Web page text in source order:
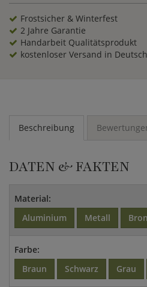
Frostsicher & Winterfest
2 Jahre Garantie
Handarbeit Qualitätsprodukt
kostenloser Versand in
Beschreibung
DATEN & FAKTEN
Material:
Aluminium
Metall
Farbe:
Braun
Schwarz Grau